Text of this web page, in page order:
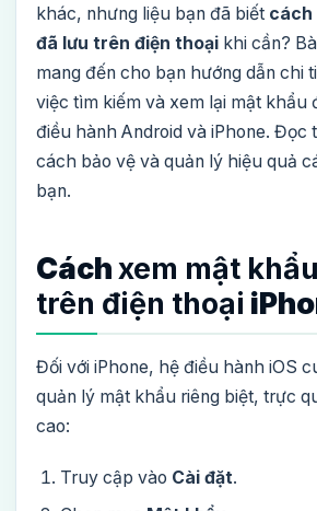
khác, nhưng liệu bạn đã biết cách
đã lưu trên điện thoại khi cần?
mang đến cho bạn hướng dẫn chi
việc tìm kiếm và xem lại mật khẩu
điều hành Android và iPhone. Đọc
cách bảo vệ và quản lý hiệu quả
bạn.
Cáchxem mật
trên điện thoại
Đối với iPhone, hệ điều hành iOS
quản lý mật khẩu riêng biệt, trực
cao:
Truy cập vào Cài đặt.